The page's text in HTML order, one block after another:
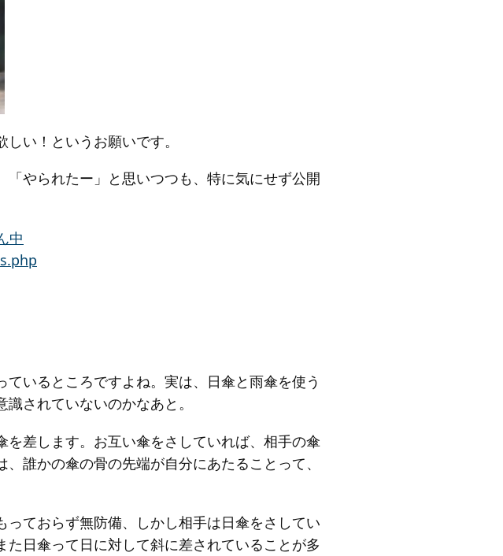
い！というお願いです。
やられたー」と思いつつも、特に気にせず公開
中
いるところですよね。実は、日傘と雨傘を使う
されていないのかなあと。
差します。お互い傘をさしていれば、相手の傘
誰かの傘の骨の先端が自分にあたることって、
ておらず無防備、しかし相手は日傘をさしてい
日傘って日に対して斜に差されていることが多